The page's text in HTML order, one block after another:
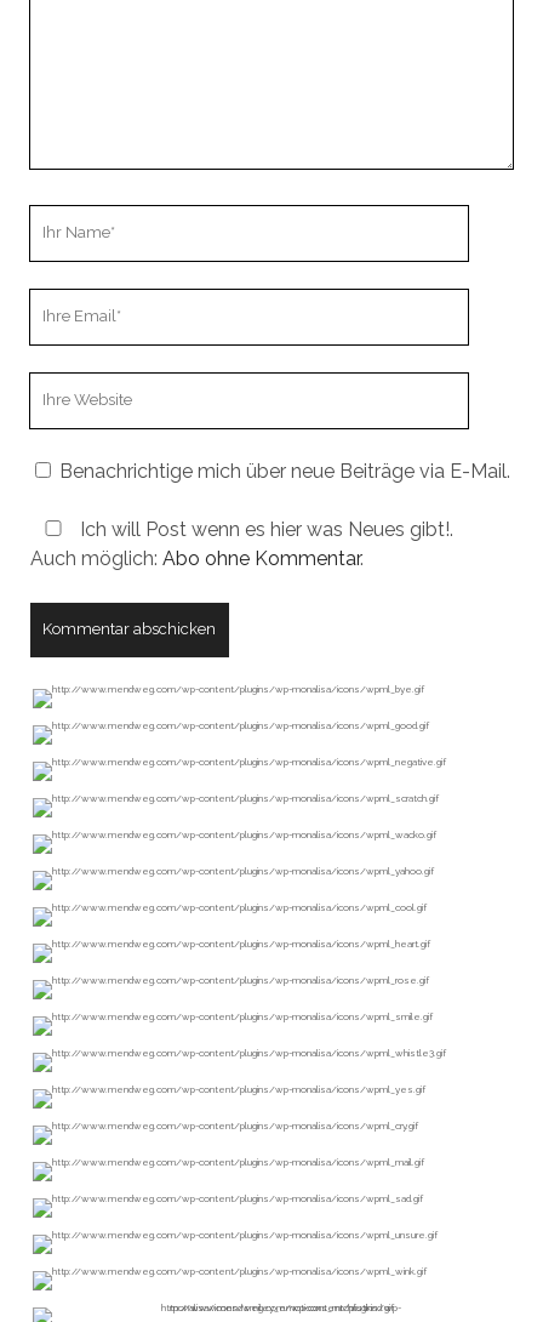
Benachrichtige mich über neue Beiträge via E-Mail.
Ich will Post wenn es hier was Neues gibt!.
Auch möglich: Abo ohne Kommentar.